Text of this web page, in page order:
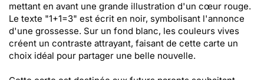
mettant en avant une grande illustration d'un cœur rouge.
Le texte "1+1=3" est écrit en noir, symbolisant l'annonce
d'une grossesse. Sur un fond blanc, les couleurs vives
créent un contraste attrayant, faisant de cette carte un
choix idéal pour partager une belle nouvelle.